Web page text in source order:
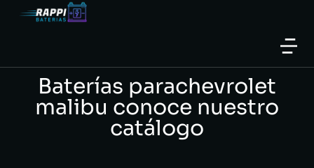
Baterías parachevrolet
malibu conoce nuestro
catálogo